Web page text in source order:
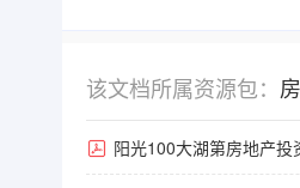
该文档所属资源包：
阳光100大湖第房地产